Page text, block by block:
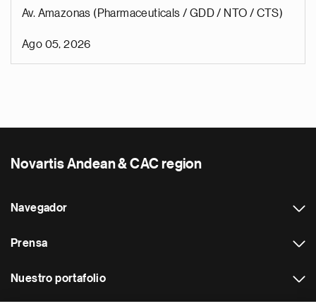
Av. Amazonas (Pharmaceuticals / GDD / NTO / CTS)
Ago 05, 2026
Novartis Andean & CAC region
Navegador
Prensa
Nuestro portafolio